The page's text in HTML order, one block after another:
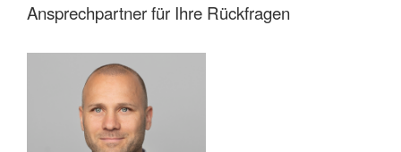
Ansprechpartner für Ihre Rückfragen